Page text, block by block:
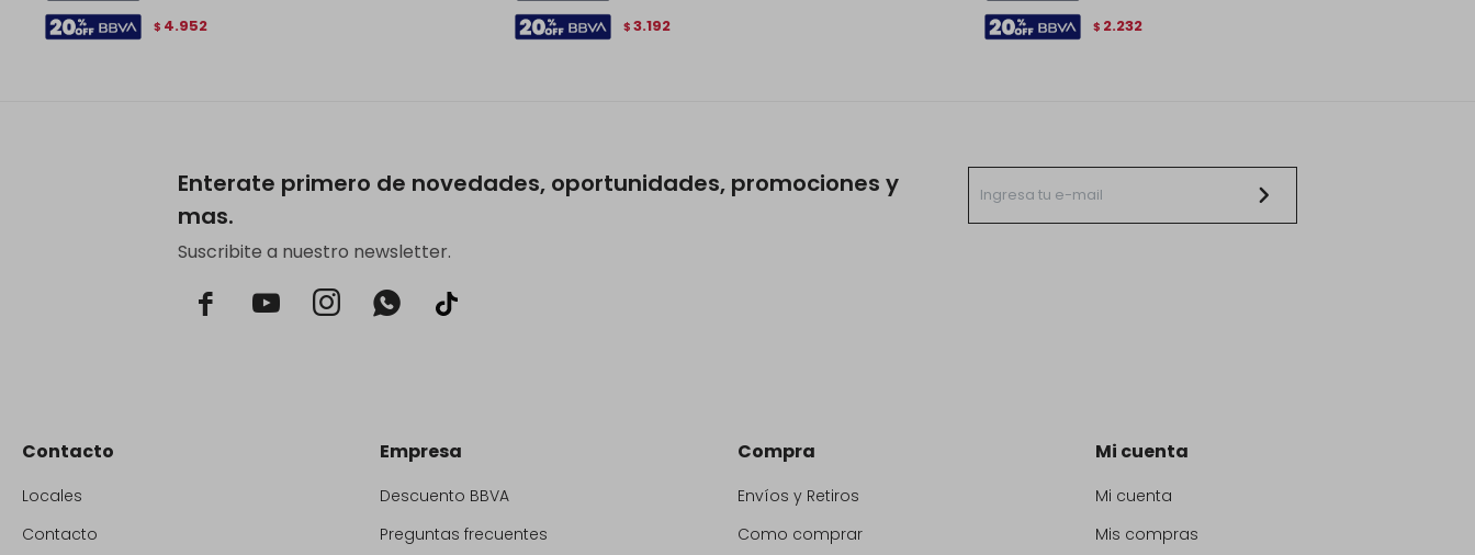
$ 4.952 $ 3.192 $ 2.232
Enterate primero de novedades, oportunidades, promociones y
mas.
Suscribite a nuestro newsletter.
  
Contacto
Locales
Contacto
Empresa
Descuento BBVA
Preguntas frecuentes
Compra
Envíos y Retiros
Como comprar
Mi cuenta
Mi cuenta
Mis compras